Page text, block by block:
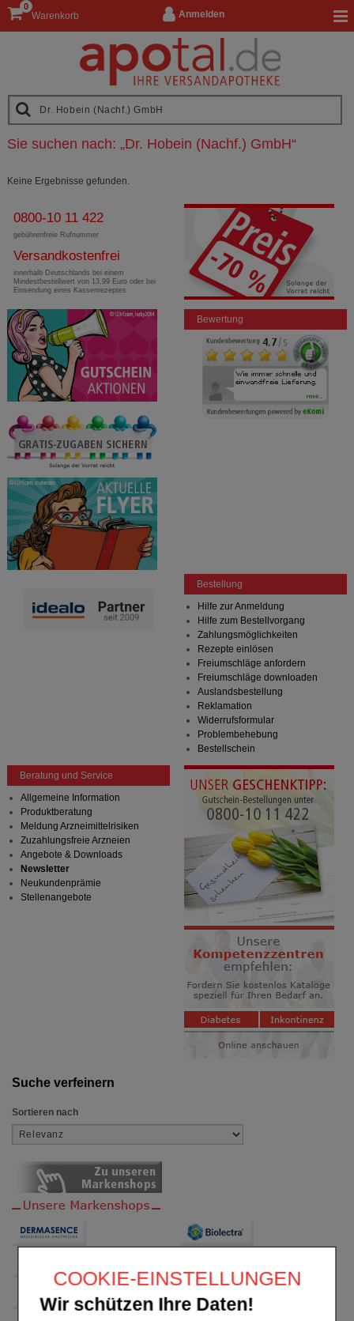
COOKIE-EINSTELLUNGEN
Wir schützen Ihre Daten!
Anmelden
Warenkorb
0
Suche verfeinern
Sortieren nach
Sie suchen nach: „Dr. Hobein (Nachf.) GmbH“
Keine Ergebnisse gefunden.
0800-10 11 422
gebührenfreie Rufnummer
Versandkostenfrei
innerhalb Deutschlands bei einem
Mindestbestellwert von 13,99 Euro oder bei
Einsendung eines Kassenrezeptes
Bewertung
Bestellung
Hilfe zur Anmeldung
Hilfe zum Bestellvorgang
Zahlungsmöglichkeiten
Rezepte einlösen
Freiumschläge anfordern
Freiumschläge downloaden
Auslandsbestellung
Reklamation
Widerrufsformular
Problembehebung
Bestellschein
Beratung und Service
Allgemeine Information
Produktberatung
Meldung Arzneimittelrisiken
Zuzahlungsfreie Arzneien
Angebote & Downloads
Newsletter
Neukundenprämie
Stellenangebote